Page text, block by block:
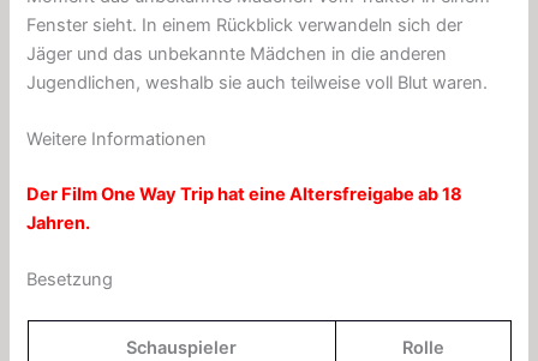
Fenster sieht. In einem Rückblick verwandeln sich der
Jäger und das unbekannte Mädchen in die anderen
Jugendlichen, weshalb sie auch teilweise voll Blut waren.
Weitere Informationen
Der Film One Way Trip hat eine Altersfreigabe ab 18
Jahren.
Besetzung
Schauspieler Rolle